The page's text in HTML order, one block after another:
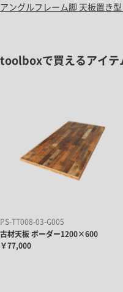
アングルフレーム脚 天板置き
toolboxで買えるアイテ
PS-TT008-03-G005
古材天板 ボーダー1200×600
￥77,000